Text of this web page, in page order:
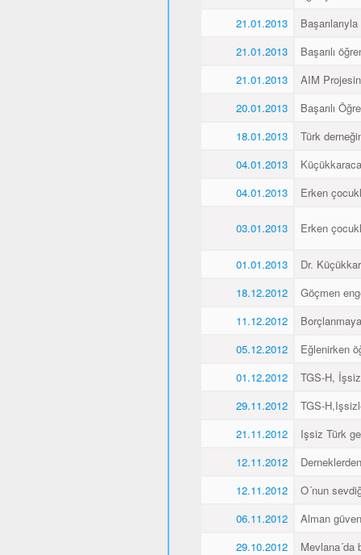
21.01.2013
21.01.2013
Başarılı
21.01.2013
AIM
20.01.2013
Başarılı
18.01.2013
Türk
04.01.2013
04.01.2013
Erken
03.01.2013 Erken
01.01.2013
Dr.
18.12.2012
Göçmen
11.12.2012
05.12.2012
Eğlenirken
01.12.2012
TGS-H,
29.11.2012
TGS-
21.11.2012
Işsiz Türk
12.11.2012
12.11.2012
O´nun
06.11.2012
Alman
29.10.2012
Mevlana´da